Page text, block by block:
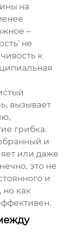
на
–
не
к
вызывает
грибка.
и
или даже
это не
и
но как